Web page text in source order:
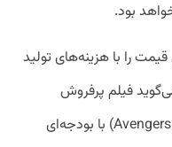
بود.
را با هزینه‌های تولید
فیلم پرفروش
«انتقام‌جویان: پایان بازی» (Avengers: Endgame) با بودجه‌ای